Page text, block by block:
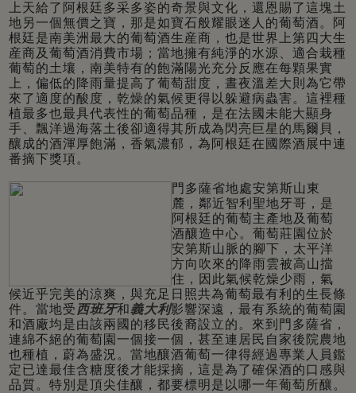
上天給了阿根廷多采多姿的奇景與文化，還恩賜了這塊土
地另一個無價之寶，那是如寶石般耀眼迷人的葡萄酒。阿
根廷是南美洲最大的葡萄酒生産商，也是世界上第四大生
産商及葡萄酒消費市場；當地擁有純淨的水源、適合栽種
葡萄的土壤，南美特有的飽滿陽光充分反應在每顆果實
上，偏低的降雨量提高了葡萄甜度，晝夜溫差大則為它帶
來了適度的酸度，乾燥的氣候更得以躲避病蟲害。這裡種
植最多也最具代表性的葡萄品種，是在法國未能大顯身
手、飄洋過海落土後卻適得其所成為閃亮巨星的馬爾貝，
釀成的酒渾厚飽滿，香氣濃郁，為阿根廷在國際酒展中連
番摘下獎項。
門多薩省地處安第斯山東
麓，鄰近智利聖地牙哥，是
阿根廷的葡萄主產地及葡萄
酒釀造中心。葡萄莊園位於
安第斯山脈的腳下，太平洋
方向吹來的降雨雲被高山擋
住，因此氣候乾燥少雨，氣
候近乎完美的涼爽，與充足日照共為葡萄最有利的生長條
件。當地受 西班牙和義大利影響深遠，最有系統的葡萄園
和酒廠均是由該兩國的移民後裔設立的。來到門多薩省，
連綿不絕的葡萄園一個接一個，甚至連居民自家後院農地
也種植，蔚為盛況。當地釀酒葡萄一律得經過專業人員鑑
定已達最佳含糖度後才能採摘，這是為了確保酒的口感與
品質。特別是頂尖佳釀，都要標明是以哪一年葡萄所釀。